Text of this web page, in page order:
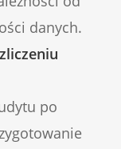
danych.
po